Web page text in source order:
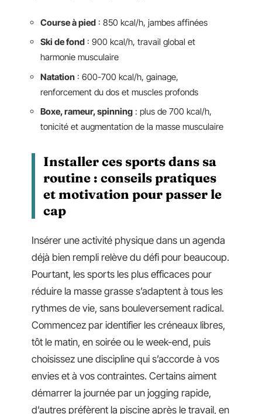
Course à pied : 850 kcal/h, jambes affinées
Ski de fond : 900 kcal/h, travail global et
harmonie musculaire
Natation : 600-700 kcal/h, gainage,
renforcement du dos et muscles profonds
Boxe, rameur, spinning : plus de 700 kcal/h,
tonicité et augmentation de la masse musculaire
Installer ces sports dans sa
routine : conseils pratiques
et motivation pour passer le
cap
Insérer une activité physique dans un agenda
déjà bien rempli relève du défi pour beaucoup.
Pourtant, les sports les plus efficaces pour
réduire la masse grasse s’adaptent à tous les
rythmes de vie, sans bouleversement radical.
Commencez par identifier les créneaux libres,
tôt le matin, en soirée ou le week-end, puis
choisissez une discipline qui s’accorde à vos
envies et à vos contraintes. Certains aiment
démarrer la journée par un jogging rapide,
d’autres préfèrent la piscine après le travail, en